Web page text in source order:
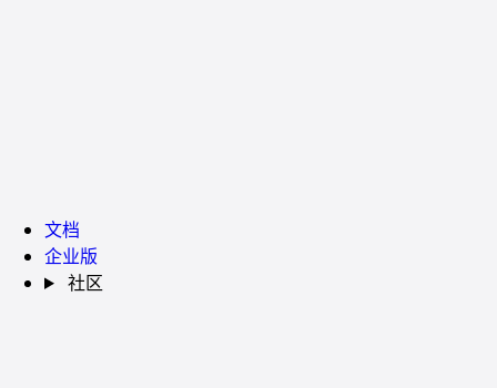
文档
企业版
社区